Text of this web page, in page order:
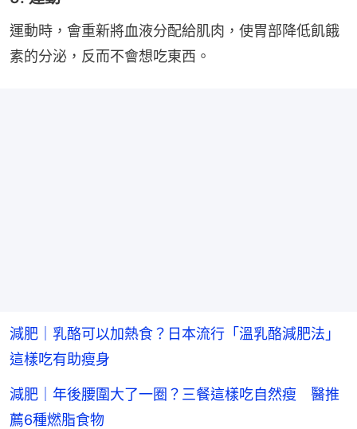
運動時，會重新將血液分配給肌肉，使胃部降低飢餓
素的分泌，反而不會想吃東西。
減肥｜乳酪可以加熱食？日本流行「溫乳酪減肥法」
這樣吃有助瘦身
減肥｜年後腰圍大了一圈？三餐這樣吃自然瘦 醫推
薦6種燃脂食物